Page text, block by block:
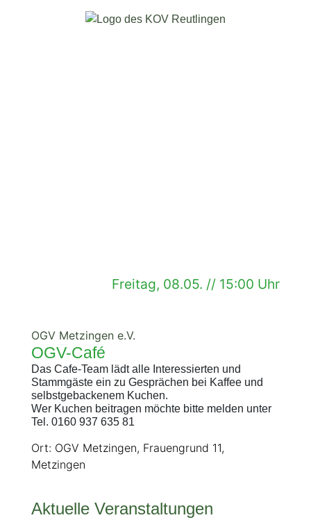
Freitag, 08.05. // 15:00 Uhr
OGV Metzingen e.V.
OGV-Café
Das Cafe-Team lädt alle Interessierten und
Stammgäste ein zu Gesprächen bei Kaffee und
selbstgebackenem Kuchen.
Wer Kuchen beitragen möchte bitte melden unter
Tel. 0160 937 635 81
Ort: OGV Metzingen, Frauengrund 11,
Metzingen
Aktuelle Veranstaltungen